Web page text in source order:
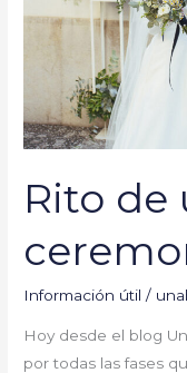
Rito de
Información útil /
Hoy desde el blog
por todas las fases